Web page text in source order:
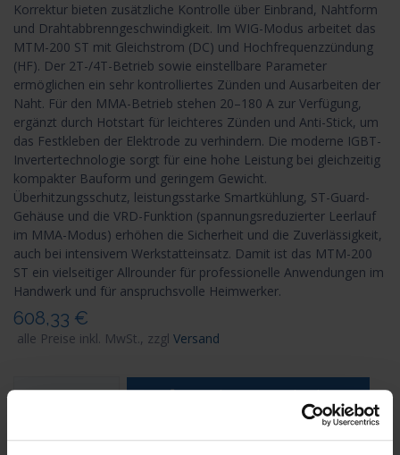
Korrektur bieten zusätzliche Kontrolle über Einbrand, Nahtform
und Drahtabbrenngeschwindigkeit. Im WIG-Modus arbeitet das
MTM-200 ST mit Gleichstrom (DC) und Hochfrequenzzündung
(HF). Der 2T-/4T-Betrieb sowie einstellbare Parameter
ermöglichen ein sehr kontrolliertes Zünden und Ausarbeiten der
Naht. Für den MMA-Betrieb stehen 20–180 A zur Verfügung,
ergänzt durch Hotstart für leichteres Zünden und Anti-Stick, um
das Festkleben der Elektrode zu verhindern. Die moderne IGBT-
Invertertechnologie sorgt für eine hohe Leistung bei gleichzeitig
kompakter Bauform und geringem Gewicht.
Überhitzungsschutz, leistungsstarke Smartkühlung, ST-Guard-
Gehäuse und die VRD-Funktion (spannungsreduzierter Leerlauf
im MMA-Modus) erhöhen die Sicherheit und die Zuverlässigkeit,
auch bei intensivem Werkstatteinsatz. Damit ist das MTM-200
ST ein vielseitiger Allrounder für professionelle Anwendungen im
Handwerk und für anspruchsvolle Heimwerker.
608,33 €
alle Preise inkl. MwSt., zzgl Versand
in den Warenkorb
auf die Wunschliste Teilen